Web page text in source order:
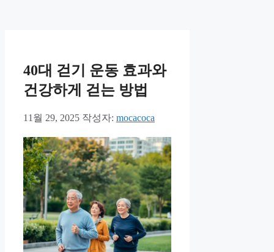
40대 걷기 운동 효과와
건강하게 걷는 방법
11월 29, 2025 작성자: mocacoca